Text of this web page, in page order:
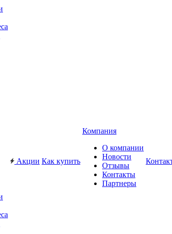
Акции Как купить
Компания
О компании
Новости
Отзывы
Контакты
Партнеры